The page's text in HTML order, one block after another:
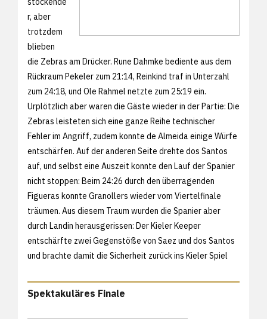
r, aber
trotzdem
blieben
die Zebras am Drücker. Rune Dahmke bediente aus dem
Rückraum Pekeler zum 21:14, Reinkind traf in Unterzahl
zum 24:18, und Ole Rahmel netzte zum 25:19 ein.
Urplötzlich aber waren die Gäste wieder in der Partie: Die
Zebras leisteten sich eine ganze Reihe technischer
Fehler im Angriff, zudem konnte de Almeida einige Würfe
entschärfen. Auf der anderen Seite drehte dos Santos
auf, und selbst eine Auszeit konnte den Lauf der Spanier
nicht stoppen: Beim 24:26 durch den überragenden
Figueras konnte Granollers wieder vom Viertelfinale
träumen. Aus diesem Traum wurden die Spanier aber
durch Landin herausgerissen: Der Kieler Keeper
entschärfte zwei Gegenstöße von Saez und dos Santos
und brachte damit die Sicherheit zurück ins Kieler Spiel
Spektakuläres Finale